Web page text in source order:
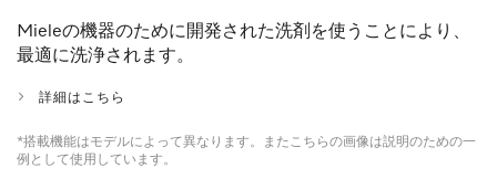
Mieleの機器のために開発された洗剤を使うことにより、
最適に洗浄されます。
詳細はこちら
*搭載機能はモデルによって異なります。またこちらの画像は説明のための一
例として使用しています。